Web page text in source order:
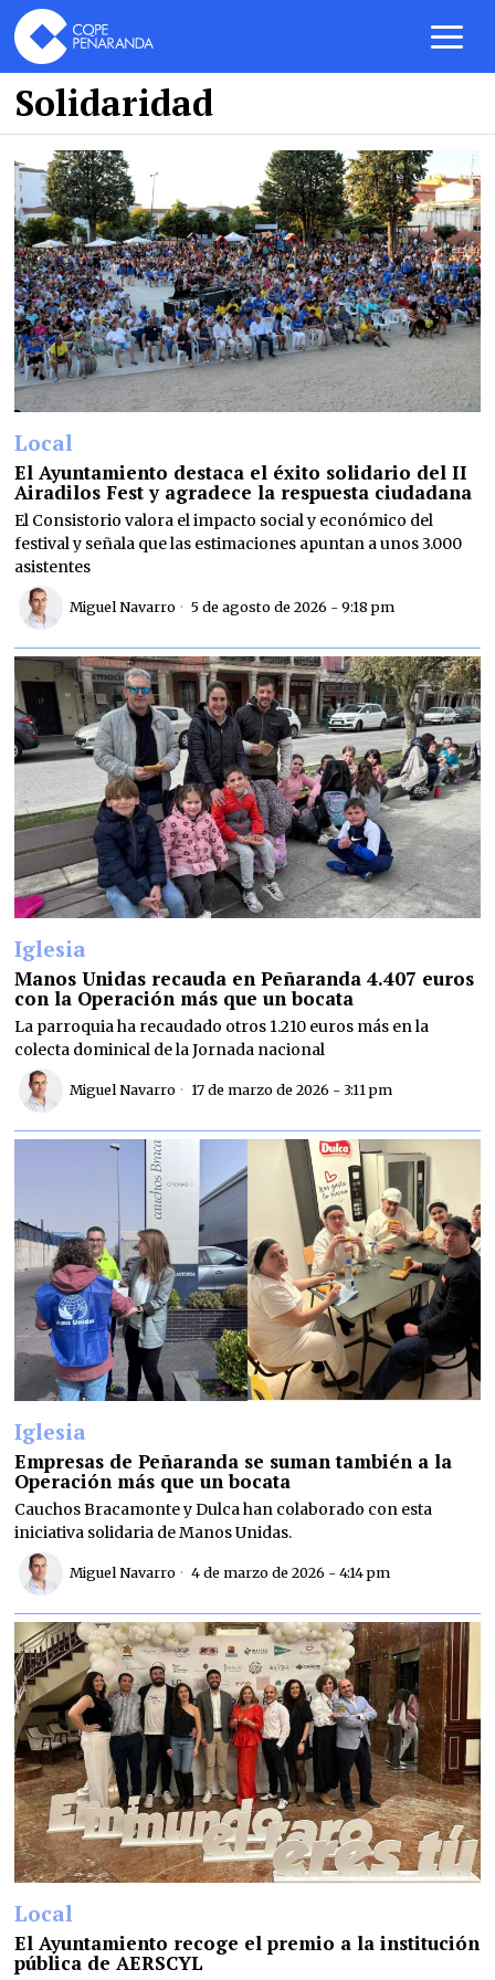
Solidaridad
Local
El Ayuntamiento destaca el éxito solidario del II
Airadilos Fest y agradece la respuesta ciudadana
El Consistorio valora el impacto social y económico del
festival y señala que las estimaciones apuntan a unos 3.000
asistentes
Miguel Navarro 5 de agosto de 2026 - 9:18 pm
Iglesia
Manos Unidas recauda en Peñaranda 4.407 euros
con la Operación más que un bocata
La parroquia ha recaudado otros 1.210 euros más en la
colecta dominical de la Jornada nacional
Miguel Navarro 17 de marzo de 2026 - 3:11 pm
Iglesia
Empresas de Peñaranda se suman también a la
Operación más que un bocata
Cauchos Bracamonte y Dulca han colaborado con esta
iniciativa solidaria de Manos Unidas.
Miguel Navarro 4 de marzo de 2026 - 4:14 pm
Local
El Ayuntamiento recoge el premio a la institución
pública de AERSCYL